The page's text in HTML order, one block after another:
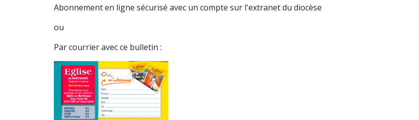
Abonnement en ligne sécurisé avec un compte sur l'extranet du diocèse
ou
Par courrier avec ce bulletin :